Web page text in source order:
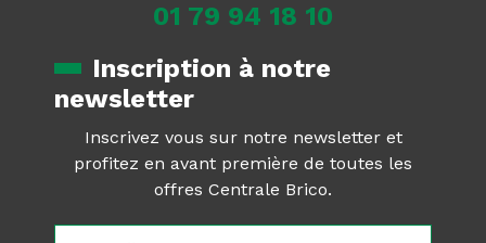
01 79 94 18 10
Inscription à notre
newsletter
Inscrivez vous sur notre newsletter et
profitez en avant première de toutes les
offres Centrale Brico.